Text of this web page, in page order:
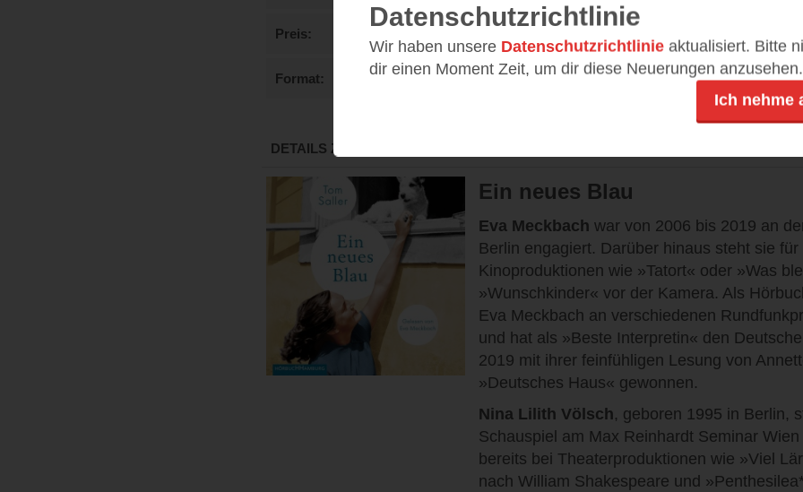
Preis
Format Mobi, ePub
DETAILS ZUM HÖRBUCH
Ein neues Blau
Eva Meckbach war von 2006 bis 2019 an
Berlin engagiert. Darüber hinaus steht sie für
Kinoproduktionen wie »Tatort« oder »Was
»Wunschkinder« vor der Kamera. Als
Eva Meckbach an verschiedenen
und hat als »Beste Interpretin« den
2019 mit ihrer feinfühligen Lesung von
»Deutsches Haus« gewonnen.
Nina Lilith Völsch, geboren 1995 in Berlin,
Schauspiel am Max Reinhardt Seminar
bereits bei Theaterproduktionen wie »Viel
nach William Shakespeare und
Datenschutzrichtlinie
Wir haben unsere Datenschutzrichtlinie aktualisiert. Bitte
dir einen Moment Zeit, um dir diese Neuerungen anzusehen.
Ich nehme